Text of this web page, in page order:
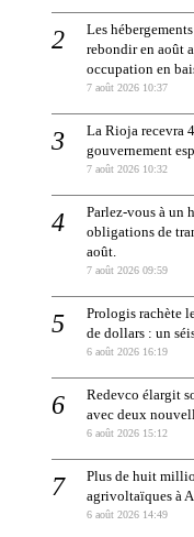
Les
rebondir en août
occupation en
7 août 2026 10:37
La Rioja recevra
gouvernement
7 août 2026 10:32
Parlez-vous à un
obligations de
août.
7 août 2026 09:59
Prologis rachète
de dollars : un
6 août 2026 16:19
Redevco élargit
avec deux
6 août 2026 15:12
Plus de huit
agrivoltaïques à
6 août 2026 14:49